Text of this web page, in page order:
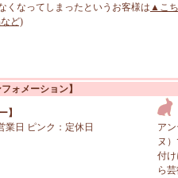
くなってしまったというお客様は ▲こ
ど)
ォメーション】
】
業日 ピンク：定休日
ア
ヌ
付
ら